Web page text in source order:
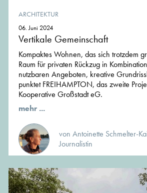
ARCHITEKTUR
06. Juni 2024
Vertikale Gemeinschaft
Kompaktes Wohnen, das sich trotzdem
Raum für privaten Rückzug in
nutzbaren Angeboten, kreative
punktet FREIHAMPTON, das zweite
Kooperative Großstadt eG.
mehr ...
von Antoinette Schmelter-
Journalistin